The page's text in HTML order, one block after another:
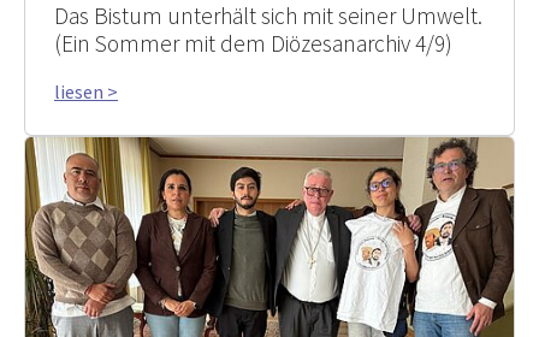
Das Bistum unterhält sich mit seiner Umwelt.
(Ein Sommer mit dem Diözesanarchiv 4/9)
liesen >